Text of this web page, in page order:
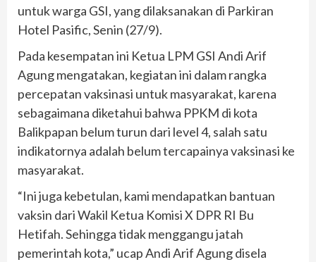
untuk warga GSI, yang dilaksanakan di Parkiran
Hotel Pasific, Senin (27/9).
Pada kesempatan ini Ketua LPM GSI Andi Arif
Agung mengatakan, kegiatan ini dalam rangka
percepatan vaksinasi untuk masyarakat, karena
sebagaimana diketahui bahwa PPKM di kota
Balikpapan belum turun dari level 4, salah satu
indikatornya adalah belum tercapainya vaksinasi ke
masyarakat.
“Ini juga kebetulan, kami mendapatkan bantuan
vaksin dari Wakil Ketua Komisi X DPR RI Bu
Hetifah. Sehingga tidak menggangu jatah
pemerintah kota,” ucap Andi Arif Agung disela